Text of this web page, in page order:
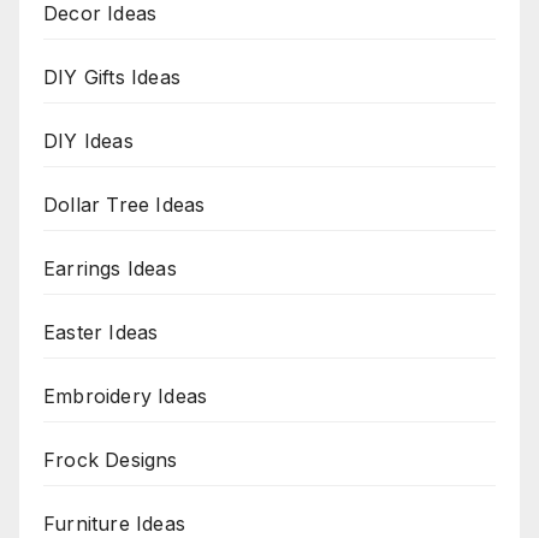
Decor Ideas
DIY Gifts Ideas
DIY Ideas
Dollar Tree Ideas
Earrings Ideas
Easter Ideas
Embroidery Ideas
Frock Designs
Furniture Ideas